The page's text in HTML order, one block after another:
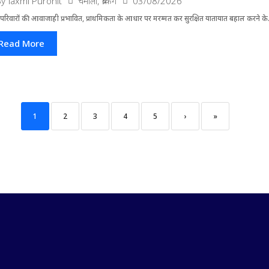
की आवाजाही प्रभावित, प्राथमिकता के आधार पर मरम्मत कर सुरक्षित यातायात बहाल करने
More
1 2 3 4 5 › »